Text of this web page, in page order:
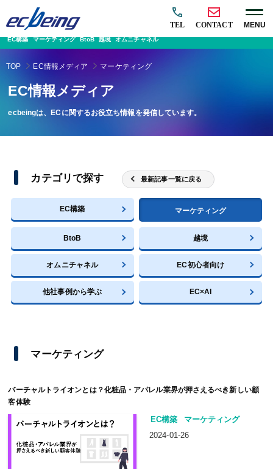
TEL CONTACT MENU
EC構築 マーケティング BtoB 越境 オムニチャネル
TOP EC情報メディア マーケティング
EC情報メディア
ecbeingは、ECに関するお役立ち情報を発信しています。
カテゴリで探す 最新記事一覧に戻る
EC構築 マーケティング
BtoB 越境
オムニチャネル EC初心者向け
他社事例から学ぶ EC×AI
マーケティング
バーチャルトライオンとは？化粧品・アパレル業界が押さえるべき新しい顧
客体験
EC構築
マーケティング
2024-01-26